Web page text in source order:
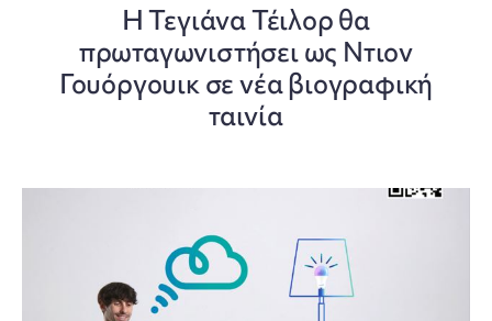
Η Τεγιάνα Τέιλορ θα
πρωταγωνιστήσει ως Ντιον
Γουόργουικ σε νέα βιογραφική
ταινία